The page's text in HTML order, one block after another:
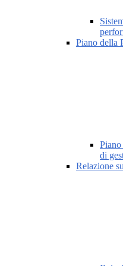
Piano della
di
Relazione